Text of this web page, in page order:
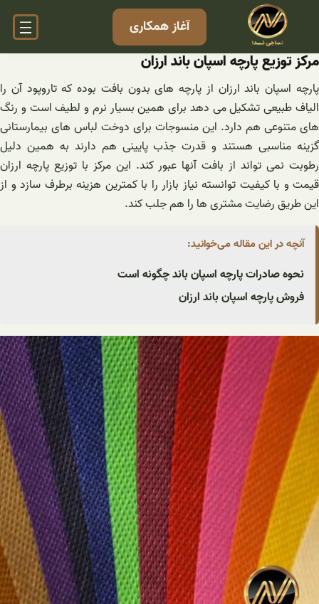
آغاز همکاری
مرکز توزیع پارچه اسپان باند ارزان
پارچه اسپان باند ارزان از پارچه های بدون بافت بوده که تاروپود آن را
الیاف طبیعی تشکیل می دهد برای همین بسیار نرم و لطیف است و رنگ
های متنوعی هم دارد. این منسوجات برای دوخت لباس های بیمارستانی
گزینه مناسبی هستند و قدرت جذب پایینی هم دارند به همین دليل
رطوبت نمی تواند از بافت آنها عبور کند. این مرکز با توزیع پارچه ارزان
قیمت و با کیفیت توانسته نیاز بازار را با کمترین هزینه برطرف سازد و از
این طریق رضایت مشتری ها را هم جلب کند.
آنچه در این مقاله می‌خوانید:
نحوه صادرات پارچه اسپان باند چگونه است
فروش پارچه اسپان باند ارزان